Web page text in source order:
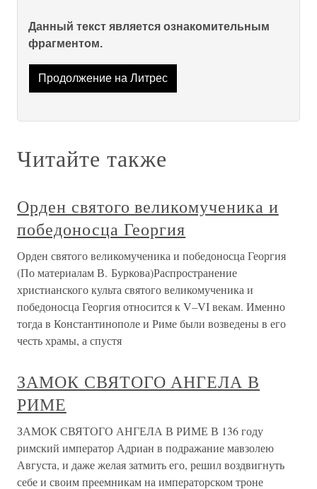
Данный текст является ознакомительным
фрагментом.
Продолжение на Литрес
Читайте также
Орден святого великомученика и
победоносца Георгия
Орден святого великомученика и победоносца Георгия
(По материалам В. Буркова)Распространение
христианского культа святого великомученика и
победоносца Георгия относится к V–VI векам. Именно
тогда в Константинополе и Риме были возведены в его
честь храмы, а спустя
ЗАМОК СВЯТОГО АНГЕЛА В
РИМЕ
ЗАМОК СВЯТОГО АНГЕЛА В РИМЕ В 136 году
римский император Адриан в подражание мавзолею
Августа, и даже желая затмить его, решил воздвигнуть
себе и своим преемникам на императорском троне